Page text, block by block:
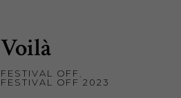
Voilà
FESTIVAL OFF
FESTIVAL OFF 2023